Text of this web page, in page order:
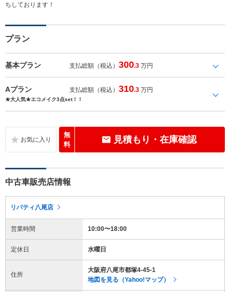
ちしております！
プラン
基本プラン 支払総額（税込）300.3 万円
Aプラン 支払総額（税込）310.3 万円
★大人気★エコメイク3点set！！
無
料
見積もり・在庫確認
中古車販売店情報
リバティ八尾店
営業時間 10:00〜18:00
定休日 水曜日
住所
大阪府八尾市都塚4-45-1
地図を見る（Yahoo!マップ）